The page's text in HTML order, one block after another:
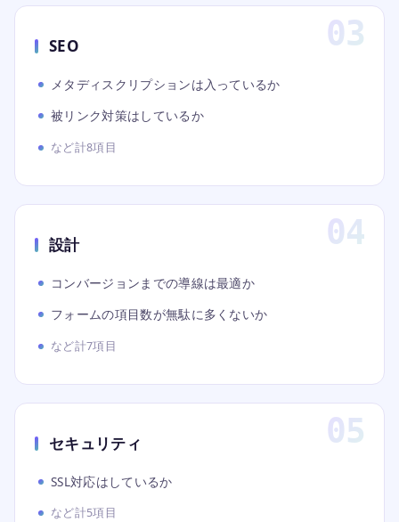
SEO
メタディスクリプションは入っているか
被リンク対策はしているか
など計8項目
設計
コンバージョンまでの導線は最適か
フォームの項目数が無駄に多くないか
など計7項目
セキュリティ
SSL対応はしているか
など計5項目